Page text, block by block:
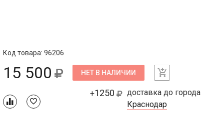
Код товара: 96206
15 500 НЕТ В НАЛИЧИИ
+1250
доставка до города
Краснодар